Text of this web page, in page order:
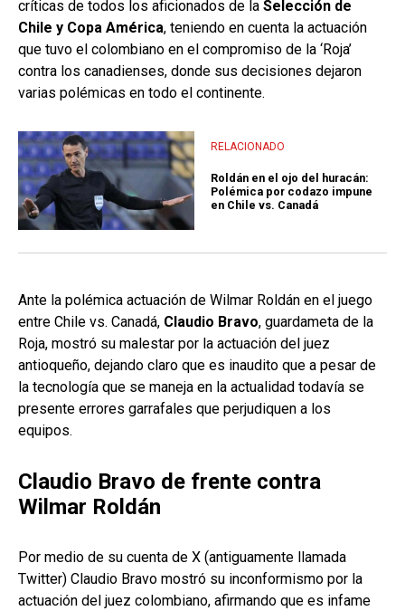
críticas de todos los aficionados de la Selección de
Chile y Copa América, teniendo en cuenta la actuación
que tuvo el colombiano en el compromiso de la ‘Roja’
contra los canadienses, donde sus decisiones dejaron
varias polémicas en todo el continente.
RELACIONADO
Roldán en el ojo del huracán:
Polémica por codazo impune
en Chile vs. Canadá
Ante la polémica actuación de Wilmar Roldán en el juego
entre Chile vs. Canadá, Claudio Bravo, guardameta de la
Roja, mostró su malestar por la actuación del juez
antioqueño, dejando claro que es inaudito que a pesar de
la tecnología que se maneja en la actualidad todavía se
presente errores garrafales que perjudiquen a los
equipos.
Claudio Bravo de frente contra
Wilmar Roldán
Por medio de su cuenta de X (antiguamente llamada
Twitter) Claudio Bravo mostró su inconformismo por la
actuación del juez colombiano, afirmando que es infame